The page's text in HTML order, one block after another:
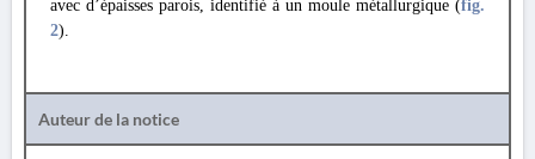
avec d’épaisses parois, identifié à un moule métallurgique (fig.
2).
Auteur de la notice